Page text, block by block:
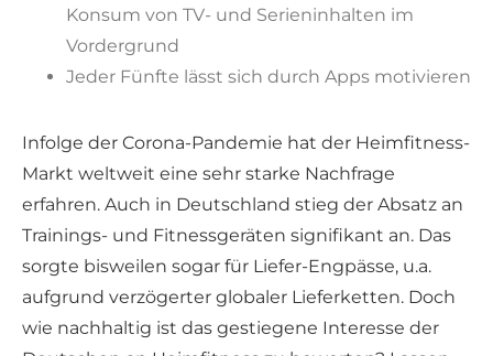
Konsum von TV- und Serieninhalten im
Vordergrund
Jeder Fünfte lässt sich durch Apps motivieren
Infolge der Corona-Pandemie hat der Heimfitness-
Markt weltweit eine sehr starke Nachfrage
erfahren. Auch in Deutschland stieg der Absatz an
Trainings- und Fitnessgeräten signifikant an. Das
sorgte bisweilen sogar für Liefer-Engpässe, u.a.
aufgrund verzögerter globaler Lieferketten. Doch
wie nachhaltig ist das gestiegene Interesse der